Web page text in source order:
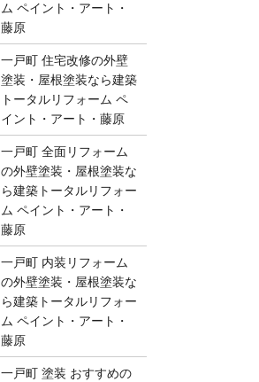
ム ペイント・アート・
藤原
一戸町 住宅改修の外壁
塗装・屋根塗装なら建築
トータルリフォーム ペ
イント・アート・藤原
一戸町 全面リフォーム
の外壁塗装・屋根塗装な
ら建築トータルリフォー
ム ペイント・アート・
藤原
一戸町 内装リフォーム
の外壁塗装・屋根塗装な
ら建築トータルリフォー
ム ペイント・アート・
藤原
一戸町 塗装 おすすめの